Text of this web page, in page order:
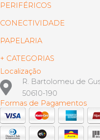
PERIFÉRICOS
CONECTIVIDADE
PAPELARIA
+ CATEGORIAS
Localização
R. Bartolomeu de
50610-190
Formas de Pagamentos